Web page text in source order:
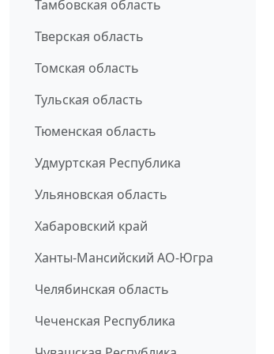
Тамбовская область
Тверская область
Томская область
Тульская область
Тюменская область
Удмуртская Республика
Ульяновская область
Хабаровский край
Ханты-Мансийский АО-Югра
Челябинская область
Чеченская Республика